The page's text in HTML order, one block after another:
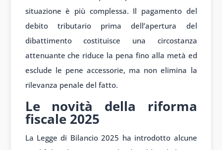
situazione è più complessa. Il pagamento del
debito tributario prima dell’apertura del
dibattimento costituisce una circostanza
attenuante che riduce la pena fino alla metà ed
esclude le pene accessorie, ma non elimina la
rilevanza penale del fatto.
Le novità della riforma
fiscale 2025
La Legge di Bilancio 2025 ha introdotto alcune